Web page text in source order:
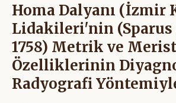
Homa Dalyanı (İzmir
Lidakileri'nin (Sparus
1758) Metrik ve
Özelliklerinin
Radyografi